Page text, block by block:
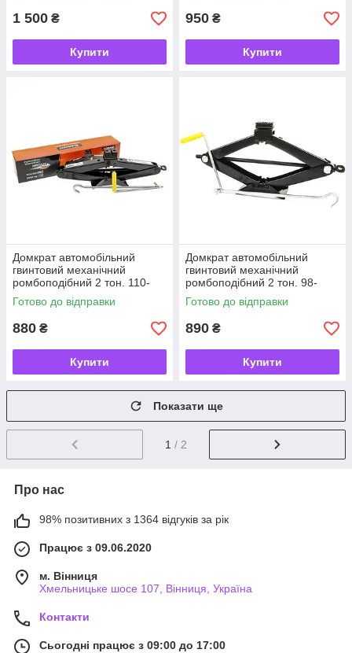
1 500 ₴
Купити
950 ₴
Купити
Домкрат автомобільний
гвинтовий механічний
ромбоподібний 2 тон. 110-
405 мм Elegant Poland
Готово до відправки
880 ₴
Купити
Домкрат автомобільний
гвинтовий механічний
ромбоподібний 2 тон. 98-
442мм Elegant Poland
Готово до відправки
890 ₴
Купити
Показати ще
1 / 2
Про нас
98% позитивних з 1364 відгуків за рік
Працює з 09.06.2020
м. Вінниця
Хмельницьке шосе 107, Вінниця, Україна
Контакти
Сьогодні працює з 09:00 до 17:00